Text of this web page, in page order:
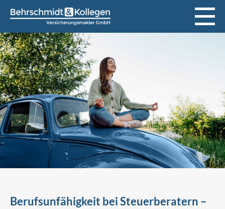
Berufsunfähigkeit bei Steuerberatern –